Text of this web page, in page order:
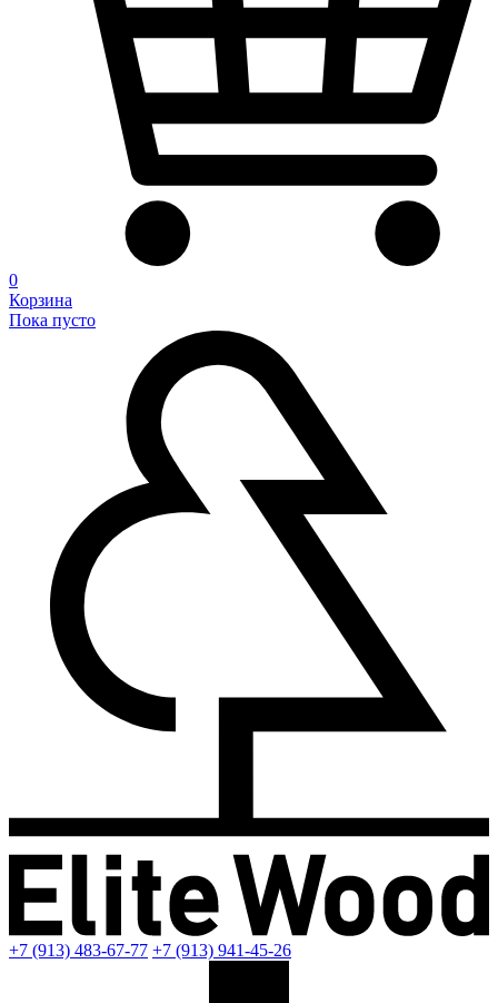
0
Корзина
Пока пусто
+7 (913) 483-67-77 +7 (913) 941-45-26